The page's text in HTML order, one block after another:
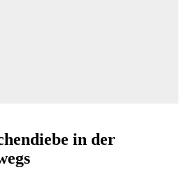
in der